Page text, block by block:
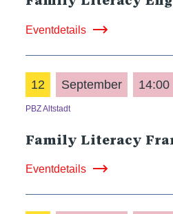
Eventdetails
12 September 14:00
PBZ Altstadt
Family Literacy
Eventdetails